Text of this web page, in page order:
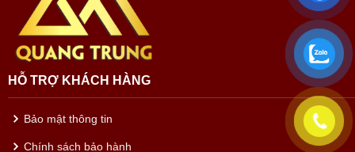
HỖ TRỢ KHÁCH HÀNG
Bảo mật thông tin
Chính sách bảo hành